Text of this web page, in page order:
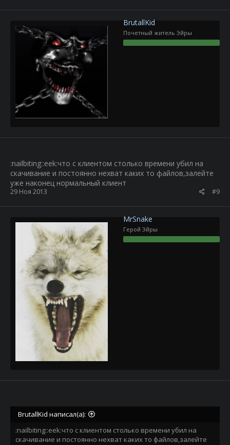
BrutallKid
Почетный житель Эйры
:nailbiting::eek:что с клиентом столько времени убил на
скачивание и постоянно нехват каких то файлов,залейте
уже наконец нормальный клиент
29 Ноя 2013 #9
MrSnake
Герой Эйры
BrutallKid написал(а):
:nailbiting::eek:что с клиентом столько времени убил на
скачивание и постоянно нехват каких то файлов,залейте